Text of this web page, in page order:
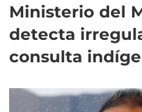
Ministerio del
detecta
consulta